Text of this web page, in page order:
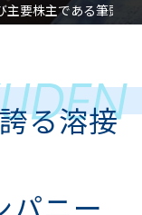
主要株主である筆頭
る溶接
パニー